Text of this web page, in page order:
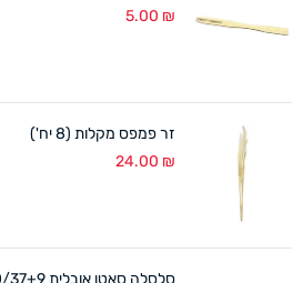
5.00 ₪
זר פמפס מקלות (8 יח')
24.00 ₪